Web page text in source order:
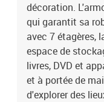
décoration.
qui garantit sa
avec 7 étagères,
espace de
livres, DVD et
et à portée de
d'explorer des